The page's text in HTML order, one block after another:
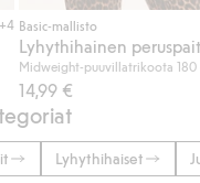
+4 Basic-mallisto
Lyhythihainen
Midweight-puuvillatrikoota 180
14,99 €
Lyhythihaiset